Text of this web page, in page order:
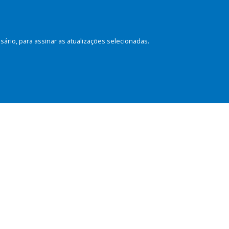
para assinar as atualizações selecionadas.